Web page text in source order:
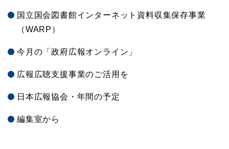
国立国会図書館インターネット資料収集保存事業
（WARP）
今月の「政府広報オンライン」
広報広聴支援事業のご活用を
日本広報協会・年間の予定
編集室から